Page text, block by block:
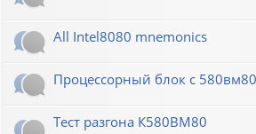
All Intel8080 mnemonics
Процессорный блок с
Тест разгона К580ВМ80